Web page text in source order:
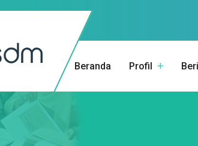
Beranda Profil